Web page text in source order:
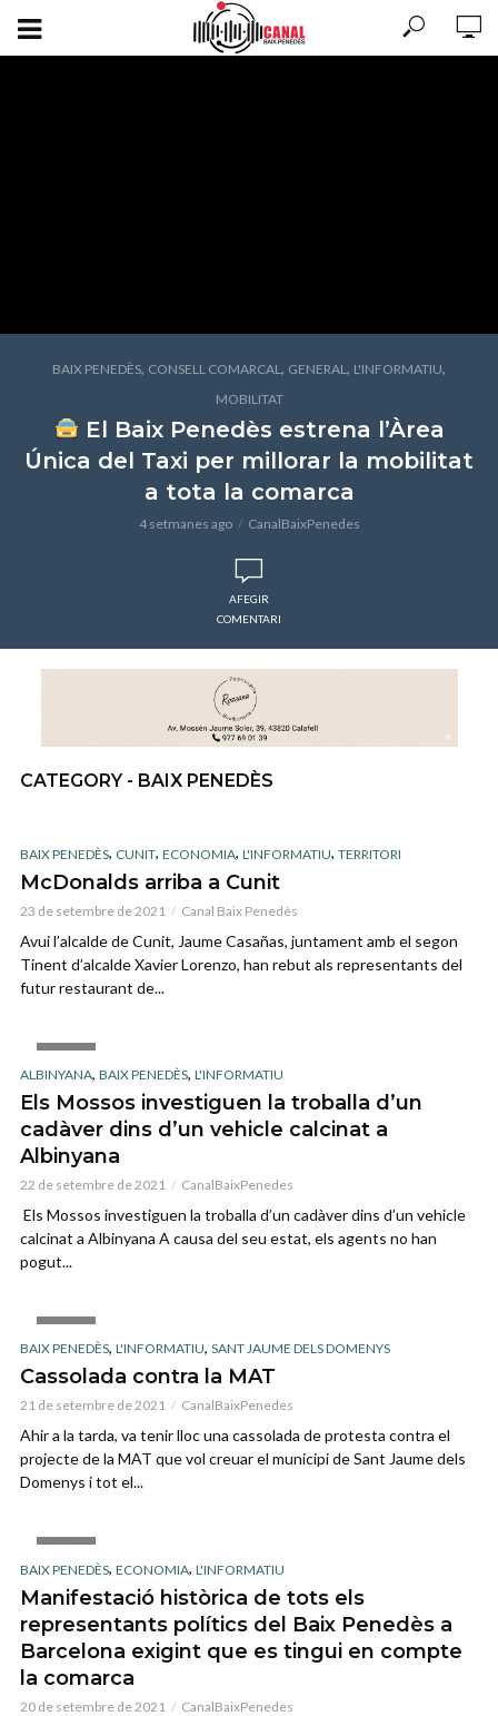
BAIX PENEDÈS, CONSELL COMARCAL, GENERAL, L'INFORMATIU,
MOBILITAT
El Baix Penedès estrena l’Àrea
Única del Taxi per millorar la mobilitat
a tota la comarca
4 setmanes ago CanalBaixPenedes
AFEGIR
COMENTARI
CATEGORY - BAIX PENEDÈS
BAIX PENEDÈS, CUNIT, ECONOMIA, L'INFORMATIU, TERRITORI
McDonalds arriba a Cunit
23 de setembre de 2021 Canal Baix Penedès
Avui l’alcalde de Cunit, Jaume Casañas, juntament amb el segon
Tinent d’alcalde Xavier Lorenzo, han rebut als representants del
futur restaurant de...
ALBINYANA, BAIX PENEDÈS, L'INFORMATIU
Els Mossos investiguen la troballa d’un
cadàver dins d’un vehicle calcinat a
Albinyana
22 de setembre de 2021 CanalBaixPenedes
­ Els Mossos investiguen la troballa d’un cadàver dins d’un vehicle
calcinat a Albinyana A causa del seu estat, els agents no han
pogut...
BAIX PENEDÈS, L'INFORMATIU, SANT JAUME DELS DOMENYS
Cassolada contra la MAT
21 de setembre de 2021 CanalBaixPenedes
Ahir a la tarda, va tenir lloc una cassolada de protesta contra el
projecte de la MAT que vol creuar el municipi de Sant Jaume dels
Domenys i tot el...
BAIX PENEDÈS, ECONOMIA, L'INFORMATIU
Manifestació històrica de tots els
representants polítics del Baix Penedès a
Barcelona exigint que es tingui en compte
la comarca
20 de setembre de 2021 CanalBaixPenedes